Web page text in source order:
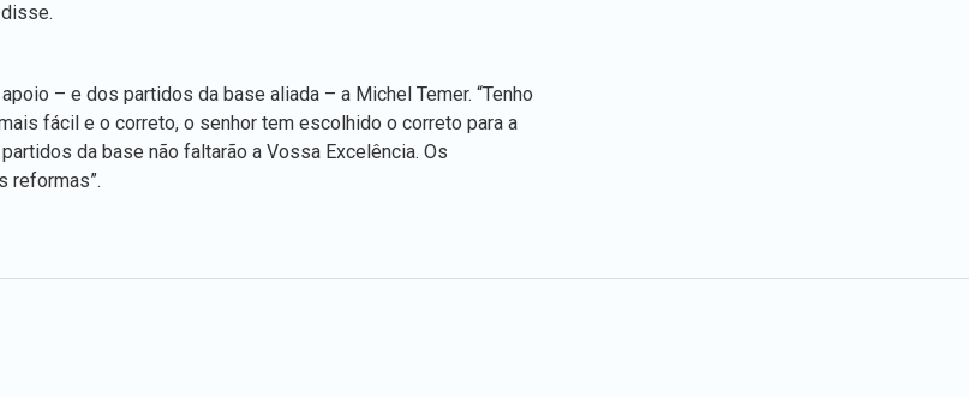
– e dos partidos da base aliada – a Michel Temer. “Tenho
fácil e o correto, o senhor tem escolhido o correto para a
da base não faltarão a Vossa Excelência. Os
reformas”.